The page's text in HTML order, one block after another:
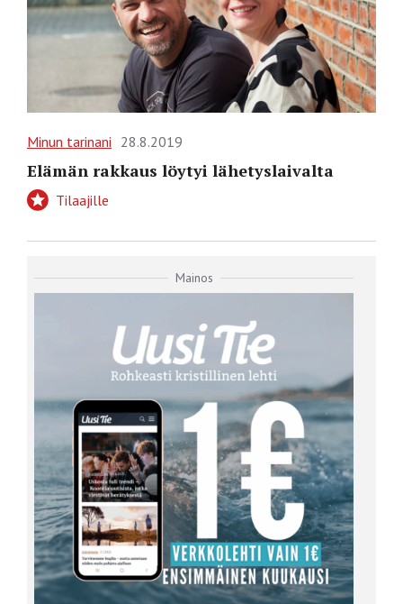
Minun tarinani 28.8.2019
Elämän rakkaus löytyi lähetyslaivalta
Tilaajille
Mainos